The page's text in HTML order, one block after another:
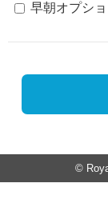
早朝オプシ
©